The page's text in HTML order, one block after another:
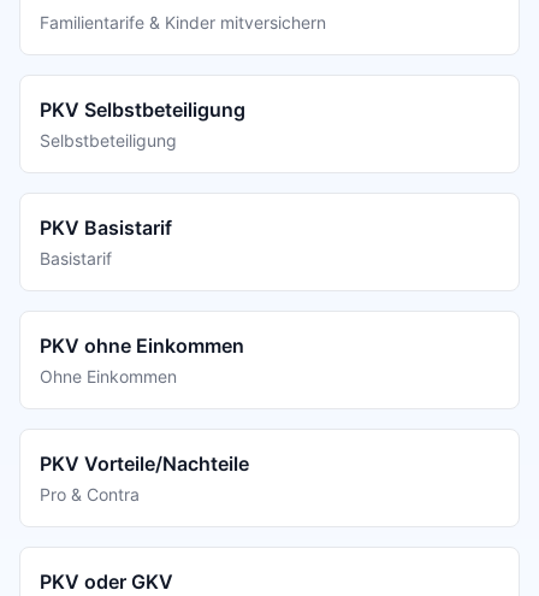
Familientarife & Kinder mitversichern
PKV Selbstbeteiligung
Selbstbeteiligung
PKV Basistarif
Basistarif
PKV ohne Einkommen
Ohne Einkommen
PKV Vorteile/Nachteile
Pro & Contra
PKV oder GKV